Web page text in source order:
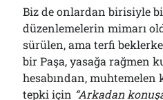
Biz de onlardan birisiyle
düzenlemelerin mimarı
sürülen, ama terfi
bir Paşa, yasağa rağmen
hesabından,
tepki için “Arkadan